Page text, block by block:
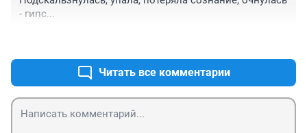
- гипс...
Читать все комментарии